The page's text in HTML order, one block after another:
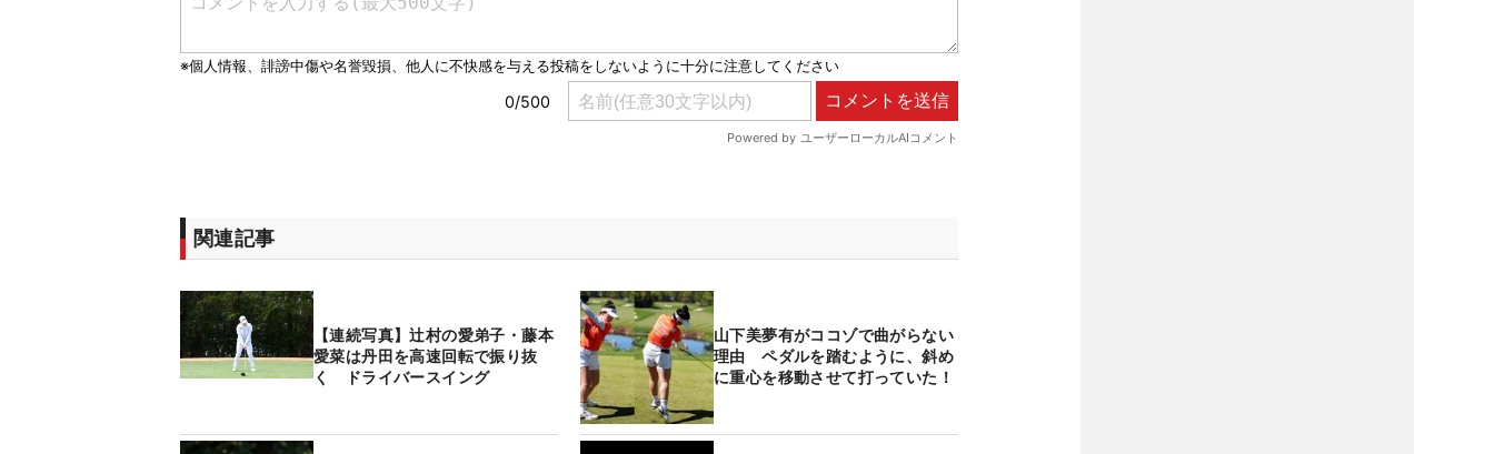
関連記事
【連続写真】辻村の愛弟子・藤本
愛菜は丹田を高速回転で振り抜
く ドライバースイング
山下美夢有がココゾで曲がらない
理由 ペダルを踏むように、斜め
に重心を移動させて打っていた！